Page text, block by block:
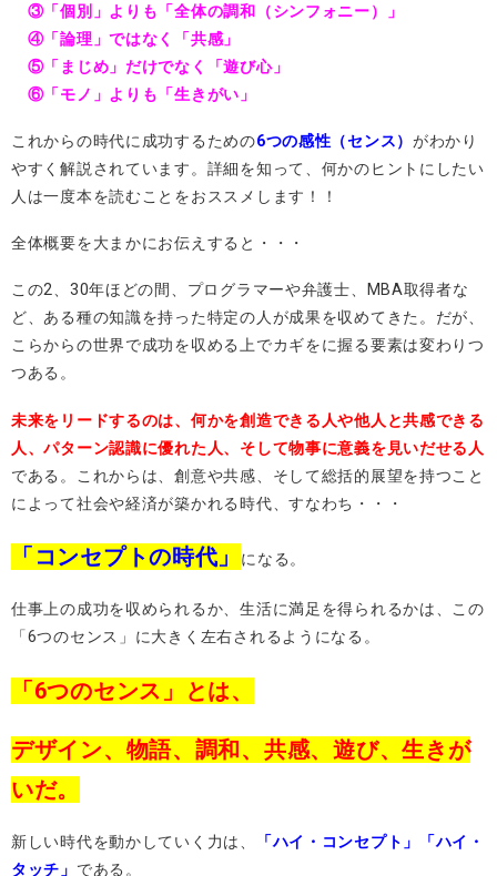
③「個別」よりも「全体の調和（シンフォニー）」
④「論理」ではなく「共感」
⑤「まじめ」だけでなく「遊び心」
⑥「モノ」よりも「生きがい」
これからの時代に成功するための6つの感性（センス）がわかり
やすく解説されています。詳細を知って、何かのヒントにしたい
人は一度本を読むことをおススメします！！
全体概要を大まかにお伝えすると・・・
この2、30年ほどの間、プログラマーや弁護士、MBA取得者な
ど、ある種の知識を持った特定の人が成果を収めてきた。だが、
こらからの世界で成功を収める上でカギをに握る要素は変わりつ
つある。
未来をリードするのは、何かを創造できる人や他人と共感できる
人、パターン認識に優れた人、そして物事に意義を見いだせる人
である。これからは、創意や共感、そして総括的展望を持つこと
によって社会や経済が築かれる時代、すなわち・・・
「コンセプトの時代」 になる。
仕事上の成功を収められるか、生活に満足を得られるかは、この
「6つのセンス」に大きく左右されるようになる。
「6つのセンス」とは、
デザイン、物語、調和、共感、遊び、生きが
いだ。
新しい時代を動かしていく力は、
「ハイ・コンセプト」「ハイ・
タッチ」 である。